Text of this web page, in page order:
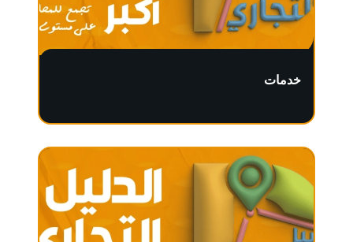
خدمات